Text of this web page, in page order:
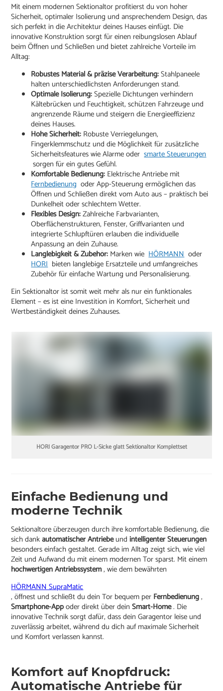
Mit einem modernen Sektionaltor profitierst du von hoher
Sicherheit, optimaler Isolierung und ansprechendem Design, das
sich perfekt in die Architektur deines Hauses einfügt. Die
innovative Konstruktion sorgt für einen reibungslosen Ablauf
beim Öffnen und Schließen und bietet zahlreiche Vorteile im
Alltag:
Robustes Material & präzise Verarbeitung:Stahlpaneele
halten unterschiedlichsten Anforderungen stand.
Optimale Isolierung:Spezielle Dichtungen verhindern
Kältebrücken und Feuchtigkeit, schützen Fahrzeuge und
angrenzende Räume und steigern die Energieeffizienz
deines Hauses.
Hohe Sicherheit: Robuste Verriegelungen,
Fingerklemmschutz und die Möglichkeit für zusätzliche
Sicherheitsfeatures wie Alarme odersmarte Steuerungen
sorgen für ein gutes Gefühl.
Komfortable Bedienung: Elektrische Antriebe mit
Fernbedienung oder App-Steuerung ermöglichen das
Öffnen und Schließen direkt vom Auto aus – praktisch bei
Dunkelheit oder schlechtem Wetter.
Flexibles Design:Zahlreiche Farbvarianten,
Oberflächenstrukturen, Fenster, Griffvarianten und
integrierte Schlupftüren erlauben die individuelle
Anpassung an dein Zuhause.
Langlebigkeit & Zubehör: Marken wieHÖRMANNoder
HORIbieten langlebige Ersatzteile und umfangreiches
Zubehör für einfache Wartung und Personalisierung.
Ein Sektionaltor ist somit weit mehr als nur ein funktionales
Element – es ist eine Investition in Komfort, Sicherheit und
Wertbeständigkeit deines Zuhauses.
HORI Garagentor PRO L-Sicke glatt Sektionaltor Komplettset
Einfache Bedienung und
moderne Technik
Sektionaltore überzeugen durch ihre komfortable Bedienung, die
sich dankautomatischer Antriebeundintelligenter Steuerungen
besonders einfach gestaltet. Gerade im Alltag zeigt sich, wie viel
Zeit und Aufwand du mit einem modernen Tor sparst. Mit einem
hochwertigen Antriebssystem, wie dem bewährten
HÖRMANN SupraMatic
, öffnest und schließt du dein Tor bequem per Fernbedienung,
Smartphone-Appoder direkt über deinSmart-Home. Die
innovative Technik sorgt dafür, dass dein Garagentor leise und
zuverlässig arbeitet, während du dich auf maximale Sicherheit
und Komfort verlassen kannst.
Komfort auf Knopfdruck:
Automatische Antriebe für